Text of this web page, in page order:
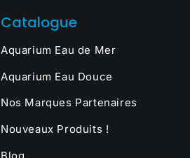
Catalogue
Aquarium Eau de Mer
Aquarium Eau Douce
Nos Marques Partenaires
Nouveaux Produits !